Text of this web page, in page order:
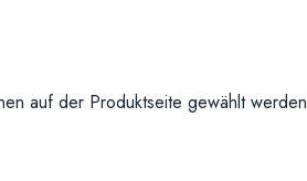
auf der Produktseite gewählt werden